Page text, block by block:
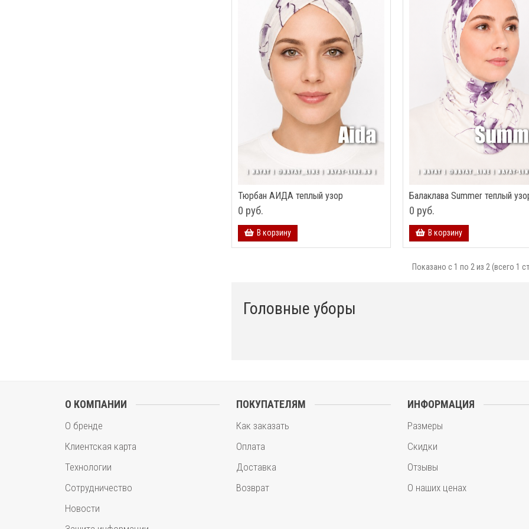
Тюрбан АИДА теплый узор
0 руб.
В корзину
Балаклава Summer теплый
0 руб.
В корзину
Показано с 1 по 2 из 2 (всего 1
Головные уборы
О КОМПАНИИ
О бренде
Клиентская карта
Технологии
Сотрудничество
Новости
ПОКУПАТЕЛЯМ
Как заказать
Оплата
Доставка
Возврат
ИНФОРМАЦИЯ
Размеры
Скидки
Отзывы
О наших ценах